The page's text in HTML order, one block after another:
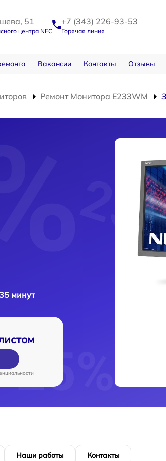
51
центра NEC
+7 (343) 226-93-53
Горячая линия
Вакансии Контакты Отзывы
Ремонт Монитора E233WM
минут
Наши работы Контакты